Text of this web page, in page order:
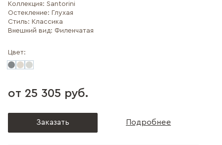
Коллекция: Santorini
Остекление: Глухая
Стиль: Классика
Внешний вид: Филенчатая
Цвет:
от 25 305 руб.
Заказать Подробнее